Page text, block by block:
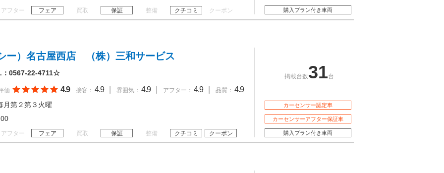
アフター フェア 買取 保証 整備 クチコミ クーポン 購入プラン付き車両
ー）名古屋西店 （株）三和サービス
：0567-22-4711☆
価 4.9 接客： 4.9 雰囲気： 4.9 アフター： 4.9 品質： 4.9
月第２第３火曜
アフター フェア 買取 保証 整備 クチコミ クーポン
掲載台数31台
カーセンサー認定車
カーセンサーアフター保証車
購入プラン付き車両